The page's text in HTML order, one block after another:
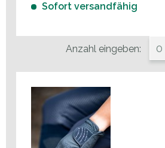
Sofort versandfähig
Anzahl eingeben: